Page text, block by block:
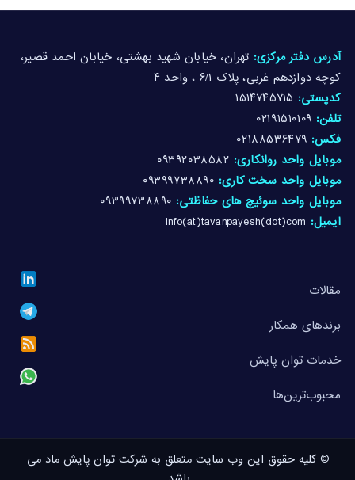
مقالات
برندهای همکار
خدمات توان پایش
محبوب‌ترین‌ها
آدرس دفتر مرکزی: تهران، خیابان شهید بهشتی، خیابان احمد قصیر،
کوچه دوازدهم غربی، پلاک ۶/۱ ، واحد ۴
کدپستی: ۱۵۱۴۷۴۵۷۱۵
تلفن: ۰۲۱۹۱۵۱۰۱۰۹
فکس: ۰۲۱۸۸۵۳۶۴۷۹
موبایل واحد روانکاری: ۰۹۳۹۲۰۳۸۵۸۲
موبایل واحد سخت کاری: ۰۹۳۹۹۷۳۸۸۹۰
موبایل واحد سوئیچ های حفاظتی: ۰۹۳۹۹۷۳۸۸۹۰
ایمیل: info(at)tavanpayesh(dot)com
© کلیه حقوق این وب سایت متعلق به شرکت توان پایش ماد می